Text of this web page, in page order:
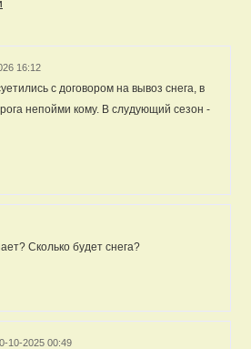
16:12
с договором на вывоз снега, в
непойми кому. В слудующий сезон -
Сколько будет снега?
10-2025 00:49